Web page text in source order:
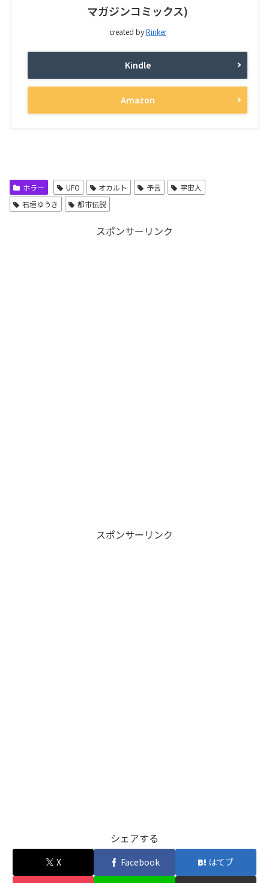
マガジンコミックス)
created byRinker
Kindle
Amazon
ホラー UFO オカルト 予言
宇宙人
石垣ゆうき
都市伝説
スポンサーリンク
スポンサーリンク
シェアする
X Facebook はてブ